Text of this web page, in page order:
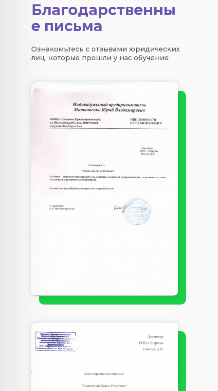
Благодарственны
е письма
Ознакомьтесь с отзывами юридических
лиц, которые прошли у нас обучение